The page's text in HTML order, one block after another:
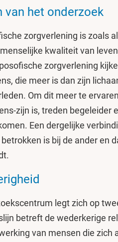
van het onderzoek
zorgverlening is zoals
menselijke kwaliteit van
zorgverlening
die meer is dan zijn
Om dit meer te
zijn is, treden begeleider
Een dergelijke
is bij de ander en
legt zich op
betreft de wederkerige
van mensen die zich